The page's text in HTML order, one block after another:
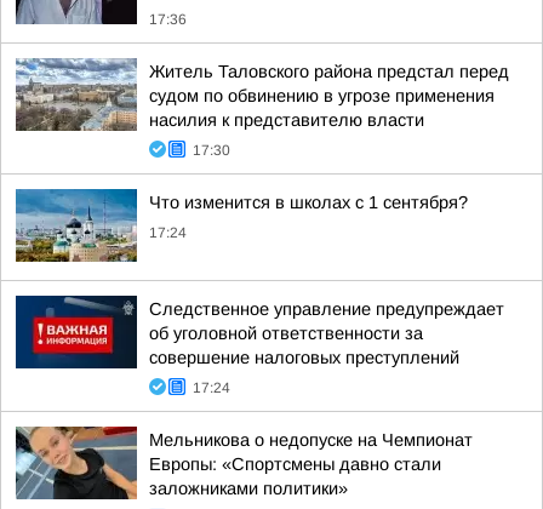
17:36
Житель Таловского района предстал перед
судом по обвинению в угрозе применения
насилия к представителю власти
17:30
Что изменится в школах с 1 сентября?
17:24
Следственное управление предупреждает
об уголовной ответственности за
совершение налоговых преступлений
17:24
Мельникова о недопуске на Чемпионат
Европы: «Спортсмены давно стали
заложниками политики»